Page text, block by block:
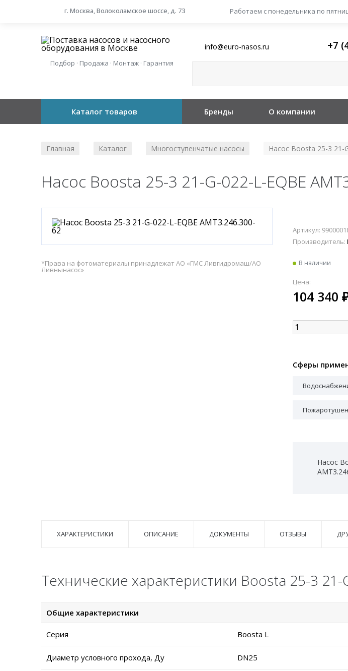
г. Москва, Волоколамское шоссе, д. 73 Работаем с понедельника по
Подбор · Продажа · Монтаж · Гарантия
info@euro-nasos.ru +7
Каталог товаров Бренды О компании
Главная Каталог Многоступенчатые насосы Насос Boosta 25-3 21-
Насос Boosta 25-3 21-G-022-L-EQBE
*Права на фотоматериалы принадлежат АО «ГМС Ливгидромаш/АО
Ливнынасос»
Артикул:
Производитель:
В наличии
Цена:
104 340
Сферы
Насос
ХАРАКТЕРИСТИКИ ОПИСАНИЕ ДОКУМЕНТЫ ОТЗЫВЫ
Технические характеристики Boosta 25-3
Общие характеристики
Серия Boosta L
Диаметр условного прохода, Ду DN25